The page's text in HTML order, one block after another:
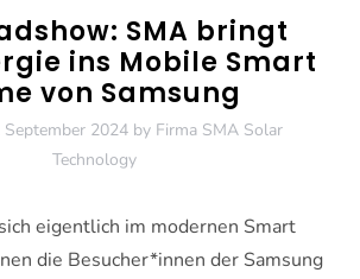
SMA bringt
ins Mobile Smart
von Samsung
September 2024by Firma SMA Solar
Technology
eigentlich im modernen Smart
die Besucher*innen der Samsung